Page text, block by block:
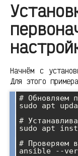
Начнём с
Для этого
# Обновляем
sudo apt
#
sudo apt
# Проверяем
ansible --